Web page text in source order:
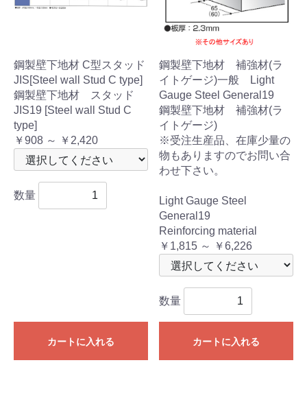
鋼製壁下地材 C型スタッド
JIS[Steel wall Stud C type]
鋼製壁下地材 スタッド
JIS19 [Steel wall Stud C
type]
￥908 ～ ￥2,420
数量
カートに入れる
鋼製壁下地材 補強材(ラ
イトゲージ)一般 Light
Gauge Steel General19
鋼製壁下地材 補強材(ラ
イトゲージ)
※受注生産品、在庫少量の
物もありますのでお問い合
わせ下さい。
Light Gauge Steel
General19
Reinforcing material
￥1,815 ～ ￥6,226
数量
カートに入れる